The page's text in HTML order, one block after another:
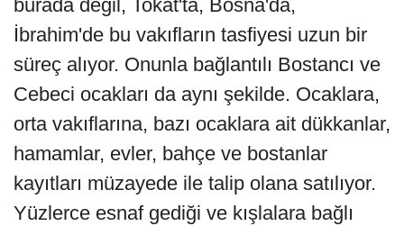
burada değil, Tokat'ta, Bosna'da,
İbrahim'de bu vakıfların tasfiyesi uzun bir
süreç alıyor. Onunla bağlantılı Bostancı ve
Cebeci ocakları da aynı şekilde. Ocaklara,
orta vakıflarına, bazı ocaklara ait dükkanlar,
hamamlar, evler, bahçe ve bostanlar
kayıtları müzayede ile talip olana satılıyor.
Yüzlerce esnaf gediği ve kışlalara bağlı